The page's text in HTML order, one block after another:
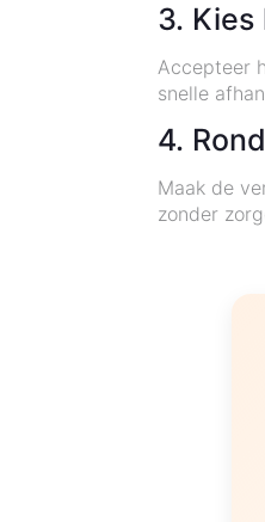
3.
Accepteer
snelle
4.
Maak de
zonder